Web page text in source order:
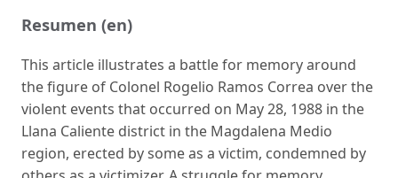
Resumen (en)
This article illustrates a battle for memory around
the figure of Colonel Rogelio Ramos Co­rrea over the
violent events that occurred on May 28, 1988 in the
Llana Caliente district in the Magdalena Medio
region, erected by some as a victim, condemned by